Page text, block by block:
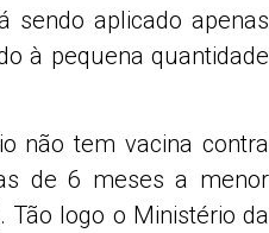
sendo aplicado apenas
à pequena quantidade
não tem vacina contra
de 6 meses a menor
Tão logo o Ministério da